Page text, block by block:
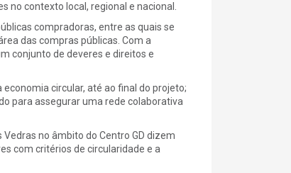
no contexto local, regional e nacional.
compradoras, entre as quais se
das compras públicas. Com a
conjunto de deveres e direitos e
circular, até ao final do projeto;
para assegurar uma rede colaborativa
no âmbito do Centro GD dizem
com critérios de circularidade e a